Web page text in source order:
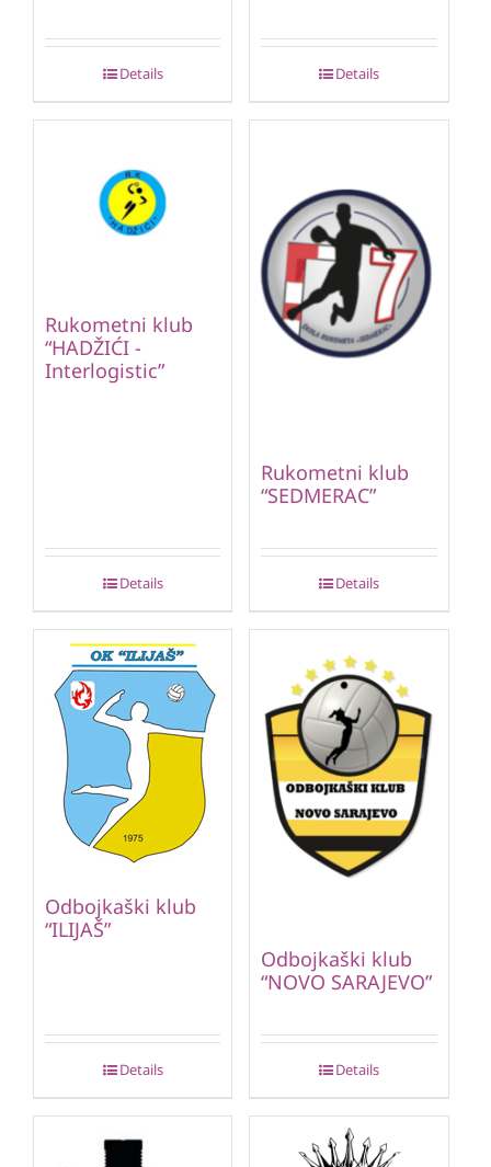
Details Details
Rukometni klub
“HADŽIĆI -
Interlogistic”
Details
Rukometni klub
“SEDMERAC”
Details
Odbojkaški klub
“ILIJAŠ”
Details
Odbojkaški klub
“NOVO SARAJEVO”
Details